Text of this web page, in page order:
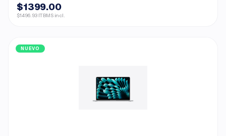
$1399.00
$1496.93 ITBMS incl.
NUEVO